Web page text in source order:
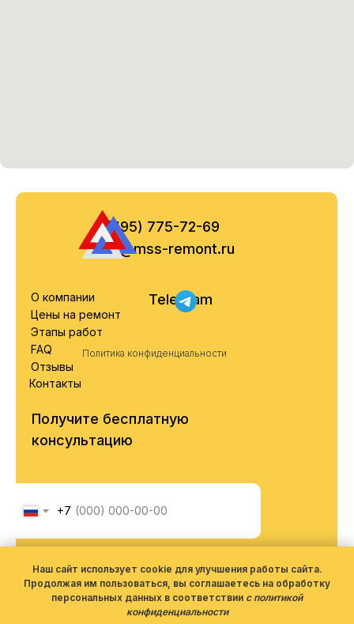
Telegram
8 (495) 775-72-69
info@mss-remont.ru
Политика конфиденциальности
Цены на ремонт
Этапы работ
FAQ
Отзывы
О компании
Получите бесплатную
консультацию
+7
персональных данных согласно
политики конфиденциальности
Контакты
Наш сайт использует cookie для улучшения работы сайта.
Продолжая им пользоваться, вы соглашаетесь на обработку
персональных данных в соответствии с политикой
конфиденциальности